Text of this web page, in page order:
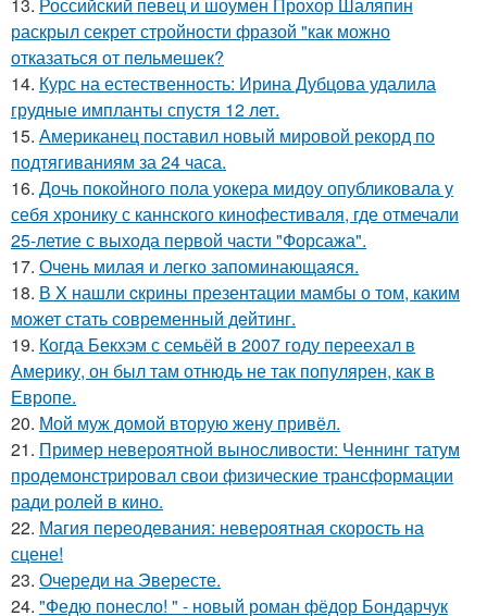
13. Российский певец и шоумен Прохор Шаляпин
раскрыл секрет стройности фразой "как можно
отказаться от пельмешек?
14. Курс на естественность: Ирина Дубцова удалила
грудные импланты спустя 12 лет.
15. Американец поставил новый мировой рекорд по
подтягиваниям за 24 часа.
16. Дочь покойного пола уокера мидоу опубликовала у
себя хронику с каннского кинофестиваля, где отмечали
25-летие с выхода первой части "Форсажа".
17. Очень милая и легко запоминающаяся.
18. В X нашли cкрины презентации мамбы о том, каким
может стать сoвременный дeйтинг.
19. Когда Бекхэм с семьёй в 2007 году переехал в
Америку, он был там отнюдь не так популярен, как в
Европе.
20. Мой муж домой вторую жену привёл.
21. Пример невероятной выносливости: Ченнинг татум
продемонстрировал свои физические трансформации
ради ролей в кино.
22. Магия переодевания: невероятная скорость на
сцене!
23. Очереди на Эвересте.
24. "Федю понесло! " - новый роман фёдор Бондарчук